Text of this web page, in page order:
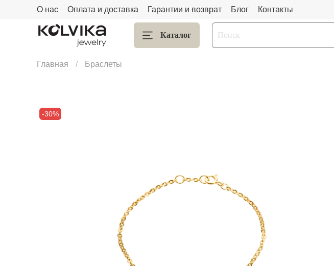
О нас Оплата и доставка Гарантии и возврат Блог Контакты
Каталог
Главная Браслеты
-30%